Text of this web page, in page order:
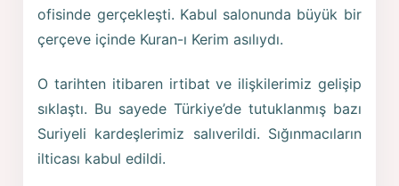
ofisinde gerçekleşti. Kabul salonunda büyük bir
çerçeve içinde Kuran-ı Kerim asılıydı.
O tarihten itibaren irtibat ve ilişkilerimiz gelişip
sıklaştı. Bu sayede Türkiye’de tutuklanmış bazı
Suriyeli kardeşlerimiz salıverildi. Sığınmacıların
ilticası kabul edildi.